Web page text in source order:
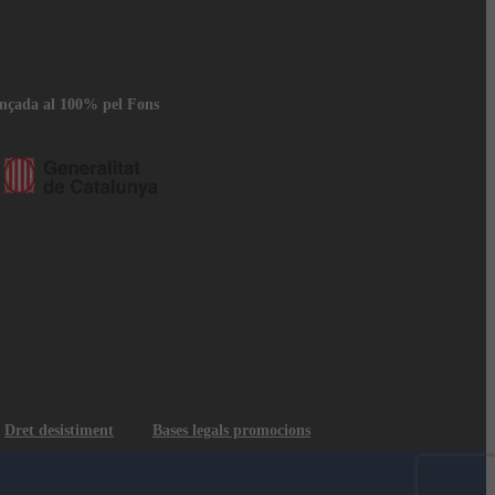
al 100% pel Fons
Dret desistiment Bases legals promocions